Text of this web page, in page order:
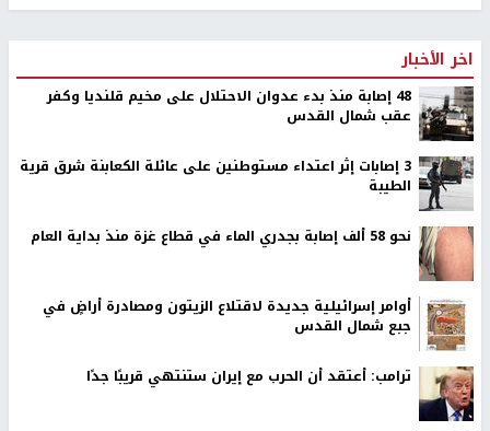
اخر الأخبار
48 إصابة منذ بدء عدوان الاحتلال على مخيم قلنديا وكفر
عقب شمال القدس
‏3 إصابات إثر اعتداء مستوطنين على عائلة الكعابنة شرق قرية
الطيبة
نحو 58 ألف إصابة بجدري الماء في قطاع غزة منذ بداية العام
أوامر إسرائيلية جديدة لاقتلاع الزيتون ومصادرة أراضٍ في
جبع شمال القدس
ترامب: أعتقد أن الحرب مع إيران ستنتهي قريبًا جدًا